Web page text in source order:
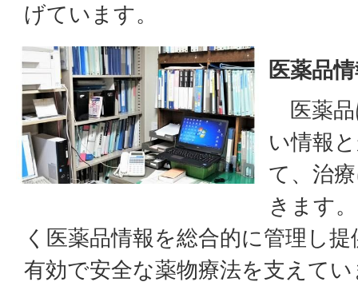
げています。
医薬品
医薬品
い情報
て、治
きます
く医薬品情報を総合的に管理し
有効で安全な薬物療法を支えて